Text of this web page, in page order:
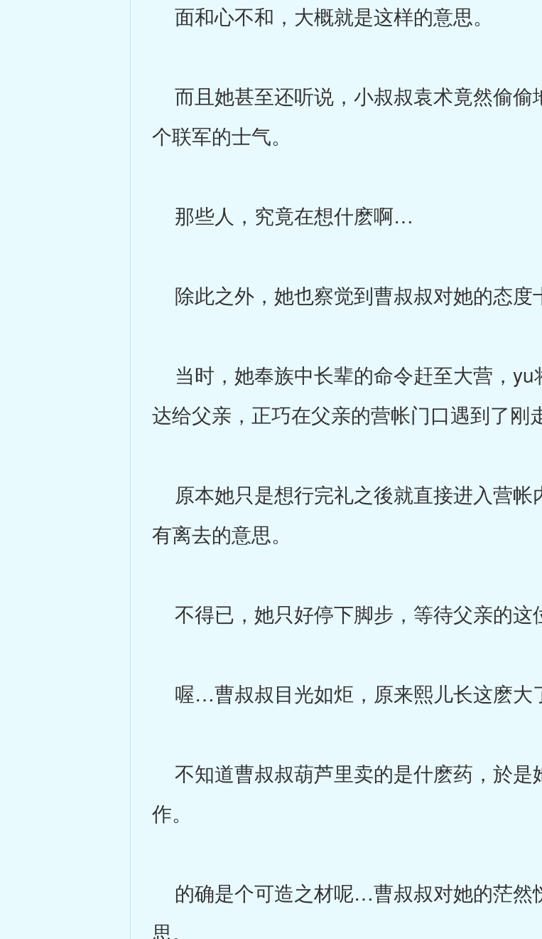
面和心不和，大概就是这样的意思。
而且她甚至还听说，小叔叔袁术竟然偷偷
个联军的士气。
那些人，究竟在想什麽啊…
除此之外，她也察觉到曹叔叔对她的态度
当时，她奉族中长辈的命令赶至大营，yu
达给父亲，正巧在父亲的营帐门口遇到了刚
原本她只是想行完礼之後就直接进入营帐
有离去的意思。
不得已，她只好停下脚步，等待父亲的这
喔…曹叔叔目光如炬，原来熙儿长这麽大
不知道曹叔叔葫芦里卖的是什麽药，於是
作。
的确是个可造之材呢…曹叔叔对她的茫然
思。